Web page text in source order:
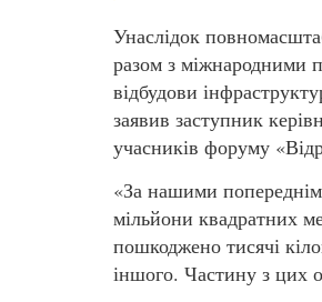
Унаслідок
разом з міжнародними
відбудови
заявив заступник
учасників форуму
«За нашими
мільйони квадратних
пошкоджено тисячі
іншого. Частину з цих